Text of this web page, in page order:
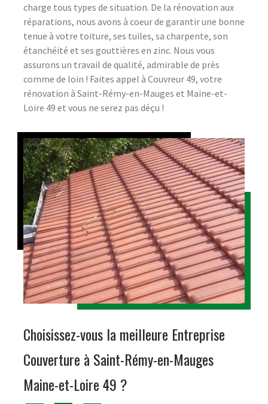
charge tous types de situation. De la rénovation aux
réparations, nous avons à coeur de garantir une bonne
tenue à votre toiture, ses tuiles, sa charpente, son
étanchéité et ses gouttières en zinc. Nous vous
assurons un travail de qualité, admirable de près
comme de loin ! Faites appel à Couvreur 49, votre
rénovation à Saint-Rémy-en-Mauges et Maine-et-
Loire 49 et vous ne serez pas déçu !
Choisissez-vous la meilleure Entreprise
Couverture à Saint-Rémy-en-Mauges
Maine-et-Loire 49 ?